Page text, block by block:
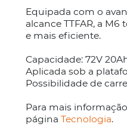
Equipada com o
alcance TTFAR, a
e mais eficiente.
Capacidade: 72V
Aplicada sob a
Possibilidade de
Para mais
página Tecnologia.